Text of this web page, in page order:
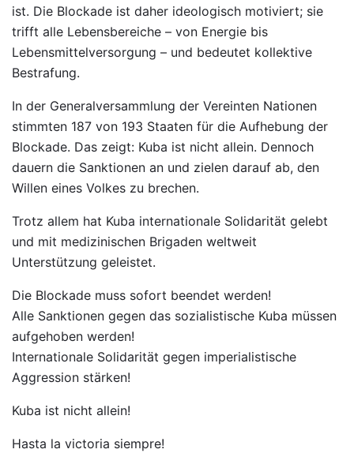
ist. Die Blockade ist daher ideologisch motiviert; sie
trifft alle Lebensbereiche – von Energie bis
Lebensmittelversorgung – und bedeutet kollektive
Bestrafung.
In der Generalversammlung der Vereinten Nationen
stimmten 187 von 193 Staaten für die Aufhebung der
Blockade. Das zeigt: Kuba ist nicht allein. Dennoch
dauern die Sanktionen an und zielen darauf ab, den
Willen eines Volkes zu brechen.
Trotz allem hat Kuba internationale Solidarität gelebt
und mit medizinischen Brigaden weltweit
Unterstützung geleistet.
Die Blockade muss sofort beendet werden!
Alle Sanktionen gegen das sozialistische Kuba müssen
aufgehoben werden!
Internationale Solidarität gegen imperialistische
Aggression stärken!
Kuba ist nicht allein!
Hasta la victoria siempre!